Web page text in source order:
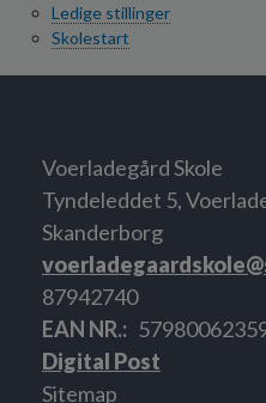
Ledige stillinger
Skolestart
Voerladegård Skole
Tyndeleddet 5,
Skanderborg
87942740
EAN NR.
Digital Post
Sitemap